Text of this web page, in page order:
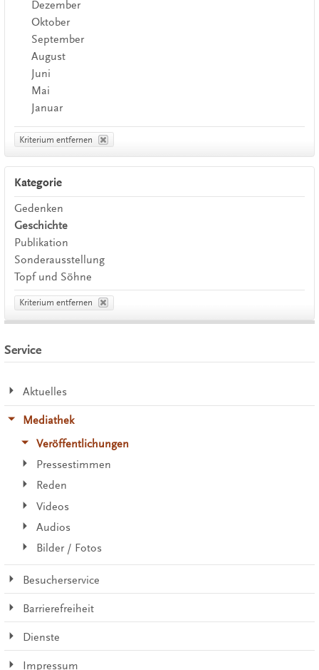
Dezember
Oktober
September
August
Juni
Mai
Januar
Kriterium entfernen
Kategorie
Gedenken
Geschichte
Publikation
Sonderausstellung
Topf und Söhne
Kriterium entfernen
Service
Aktuelles
Mediathek
Veröffentlichungen
Pressestimmen
Reden
Videos
Audios
Bilder / Fotos
Besucherservice
Barrierefreiheit
Dienste
Impressum